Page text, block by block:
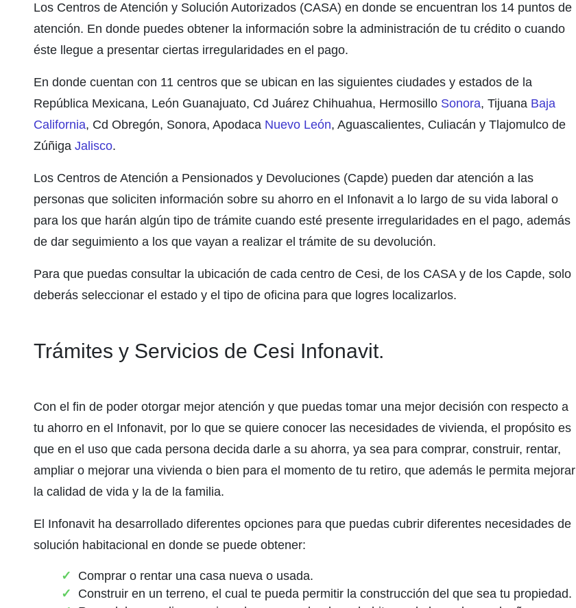
Los Centros de Atención y Solución Autorizados (CASA) en donde se encuentran los 14 puntos de
atención. En donde puedes obtener la información sobre la administración de tu crédito o cuando
éste llegue a presentar ciertas irregularidades en el pago.
En donde cuentan con 11 centros que se ubican en las siguientes ciudades y estados de la
República Mexicana, León Guanajuato, Cd Juárez Chihuahua, Hermosillo Sonora, Tijuana Baja
California, Cd Obregón, Sonora, Apodaca Nuevo León, Aguascalientes, Culiacán y Tlajomulco de
Zúñiga Jalisco.
Los Centros de Atención a Pensionados y Devoluciones (Capde) pueden dar atención a las
personas que soliciten información sobre su ahorro en el Infonavit a lo largo de su vida laboral o
para los que harán algún tipo de trámite cuando esté presente irregularidades en el pago, además
de dar seguimiento a los que vayan a realizar el trámite de su devolución.
Para que puedas consultar la ubicación de cada centro de Cesi, de los CASA y de los Capde, solo
deberás seleccionar el estado y el tipo de oficina para que logres localizarlos.
Trámites y Servicios de Cesi Infonavit.
Con el fin de poder otorgar mejor atención y que puedas tomar una mejor decisión con respecto a
tu ahorro en el Infonavit, por lo que se quiere conocer las necesidades de vivienda, el propósito es
que en el uso que cada persona decida darle a su ahorra, ya sea para comprar, construir, rentar,
ampliar o mejorar una vivienda o bien para el momento de tu retiro, que además le permita mejorar
la calidad de vida y la de la familia.
El Infonavit ha desarrollado diferentes opciones para que puedas cubrir diferentes necesidades de
solución habitacional en donde se puede obtener:
Comprar o rentar una casa nueva o usada.
Construir en un terreno, el cual te pueda permitir la construcción del que sea tu propiedad.